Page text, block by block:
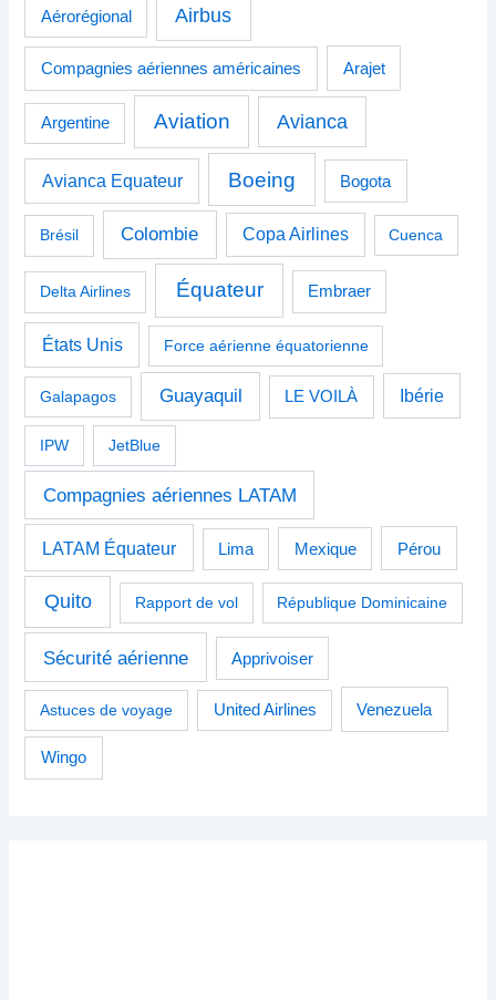
Aérorégional Airbus
Compagnies aériennes américaines Arajet
Argentine Aviation Avianca
Avianca Equateur Boeing Bogota
Brésil Colombie Copa Airlines Cuenca
Delta Airlines Équateur Embraer
États Unis Force aérienne équatorienne
Galapagos Guayaquil LE VOILÀ Ibérie
IPW JetBlue
Compagnies aériennes LATAM
LATAM Équateur Lima Mexique Pérou
Quito Rapport de vol République Dominicaine
Sécurité aérienne Apprivoiser
Astuces de voyage United Airlines Venezuela
Wingo